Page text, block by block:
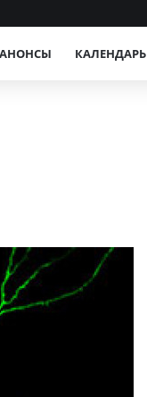
АНОНСЫ КАЛЕНДАРЬ